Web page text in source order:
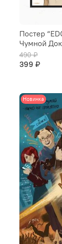
Постер
Чумной
490 ₽
399 ₽
Новинка